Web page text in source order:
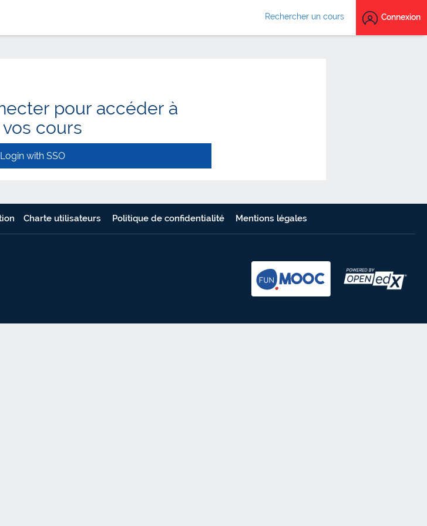
Rechercher un cours Connexion
pour accéder à
cours
Login with SSO
Charte utilisateurs Politique de confidentialité Mentions légales